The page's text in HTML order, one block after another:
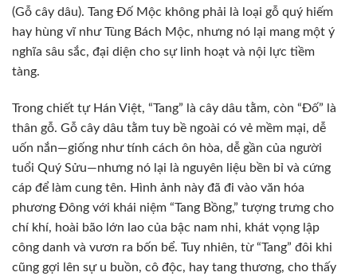
(Gỗ cây dâu). Tang Đố Mộc không phải là loại gỗ quý hiếm
hay hùng vĩ như Tùng Bách Mộc, nhưng nó lại mang một ý
nghĩa sâu sắc, đại diện cho sự linh hoạt và nội lực tiềm
tàng.
Trong chiết tự Hán Việt, “Tang” là cây dâu tằm, còn “Đố” là
thân gỗ. Gỗ cây dâu tằm tuy bề ngoài có vẻ mềm mại, dễ
uốn nắn—giống như tính cách ôn hòa, dễ gần của người
tuổi Quý Sửu—nhưng nó lại là nguyên liệu bền bỉ và cứng
cáp để làm cung tên. Hình ảnh này đã đi vào văn hóa
phương Đông với khái niệm “Tang Bồng,” tượng trưng cho
chí khí, hoài bão lớn lao của bậc nam nhi, khát vọng lập
công danh và vươn ra bốn bể. Tuy nhiên, từ “Tang” đôi khi
cũng gợi lên sự u buồn, cô độc, hay tang thương, cho thấy